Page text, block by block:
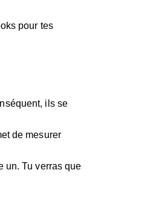
pour tes
ils se
de mesurer
un. Tu verras que